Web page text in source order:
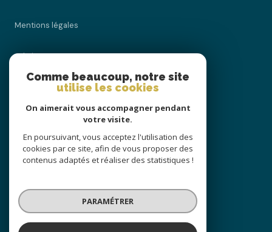
mentions légales
admin
nos honoraires
cookies
© 2026 | Tous droits réservés
Comme beaucoup, notre site
utilise les cookies
On aimerait vous accompagner pendant
votre visite.
En poursuivant, vous acceptez l'utilisation des
cookies par ce site, afin de vous proposer des
contenus adaptés et réaliser des statistiques !
PARAMÉTRER